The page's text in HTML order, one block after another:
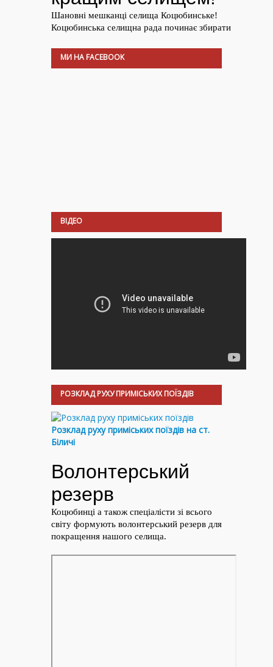
МИ НА FACEBOOK
ВІДЕО
РОЗКЛАД РУХУ ПРИМІСЬКИХ ПОЇЗДІВ
Розклад руху приміських поїздів на ст.
Біличі